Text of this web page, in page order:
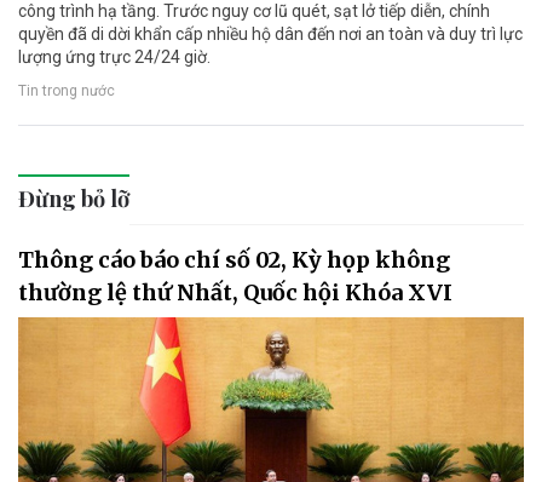
công trình hạ tầng. Trước nguy cơ lũ quét, sạt lở tiếp diễn, chính
quyền đã di dời khẩn cấp nhiều hộ dân đến nơi an toàn và duy trì lực
lượng ứng trực 24/24 giờ.
Tin trong nước
Đừng bỏ lỡ
Thông cáo báo chí số 02, Kỳ họp không
thường lệ thứ Nhất, Quốc hội Khóa XVI